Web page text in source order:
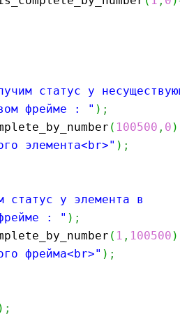
статус у
фрейме : " ) ;
( 100500 , 0 )
элемента<br>" ) ;
статус у элемента в
: " ) ;
( 1 , 100500 )
фрейма<br>" ) ;
) ;